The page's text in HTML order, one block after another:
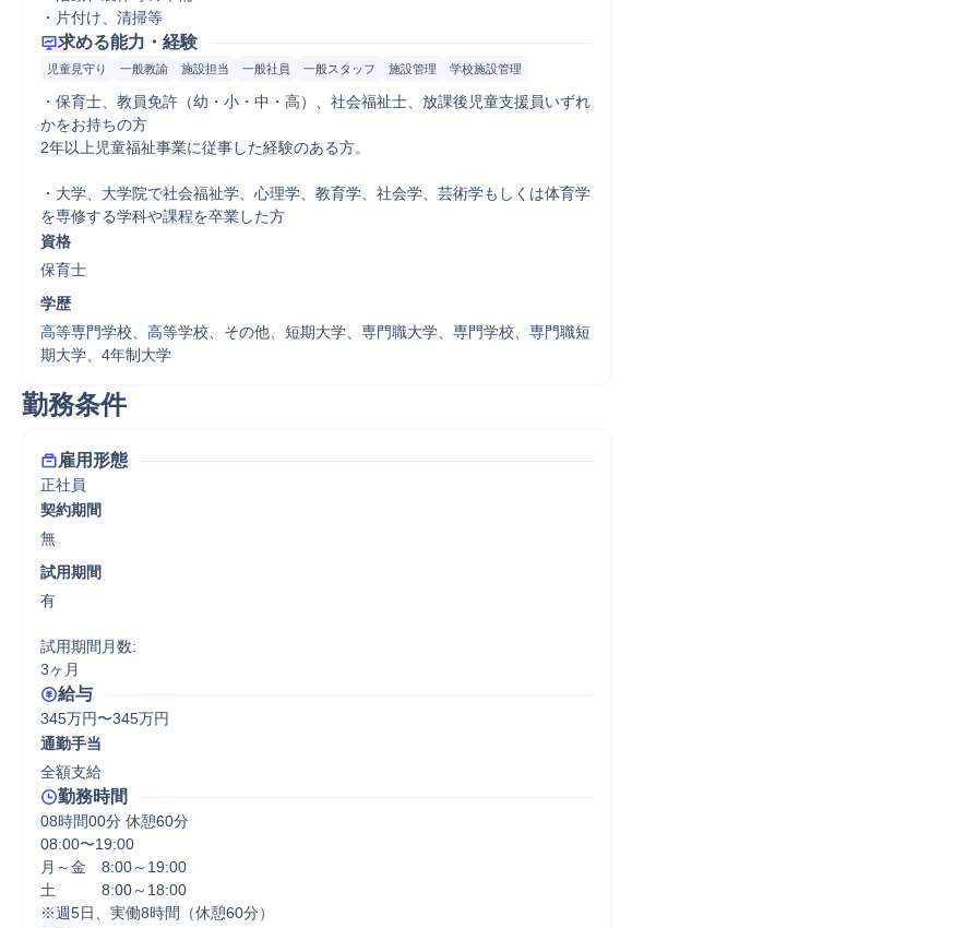
・片付け、清掃等
求める能力・経験
児童見守り 一般教諭 施設担当 一般社員 一般スタッフ 施設管理 学校施設管理
・保育士、教員免許（幼・小・中・高）、社会福祉士、放課後児童支援員いずれ
かをお持ちの方
2年以上児童福祉事業に従事した経験のある方。
・大学、大学院で社会福祉学、心理学、教育学、社会学、芸術学もしくは体育学
を専修する学科や課程を卒業した方
資格
保育士
学歴
高等専門学校、高等学校、その他、短期大学、専門職大学、専門学校、専門職短
期大学、4年制大学
勤務条件
雇用形態
正社員
契約期間
無
試用期間
有
試用期間月数:
3ヶ月
給与
345万円〜345万円
通勤手当
全額支給
勤務時間
08時間00分 休憩60分
08:00〜19:00
月～金　8:00～19:00
土　　　8:00～18:00
※週5日、実働8時間（休憩60分）